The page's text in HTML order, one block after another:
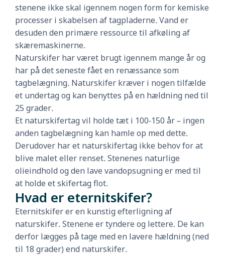
stenene ikke skal igennem nogen form for kemiske
processer i skabelsen af tagpladerne. Vand er
desuden den primære ressource til afkøling af
skæremaskinerne.
Naturskifer har været brugt igennem mange år og
har på det seneste fået en renæssance som
tagbelægning. Naturskifer kræver i nogen tilfælde
et undertag og kan benyttes på en hældning ned til
25 grader.
Et naturskifertag vil holde tæt i 100-150 år – ingen
anden tagbelægning kan hamle op med dette.
Derudover har et naturskifertag ikke behov for at
blive malet eller renset. Stenenes naturlige
olieindhold og den lave vandopsugning er med til
at holde et skifertag flot.
Hvad er eternitskifer?
Eternitskifer er en kunstig efterligning af
naturskifer. Stenene er tyndere og lettere. De kan
derfor lægges på tage med en lavere hældning (ned
til 18 grader) end naturskifer.